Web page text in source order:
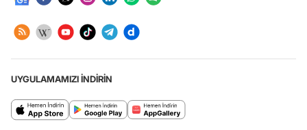
UYGULAMAMIZI İNDİRİN